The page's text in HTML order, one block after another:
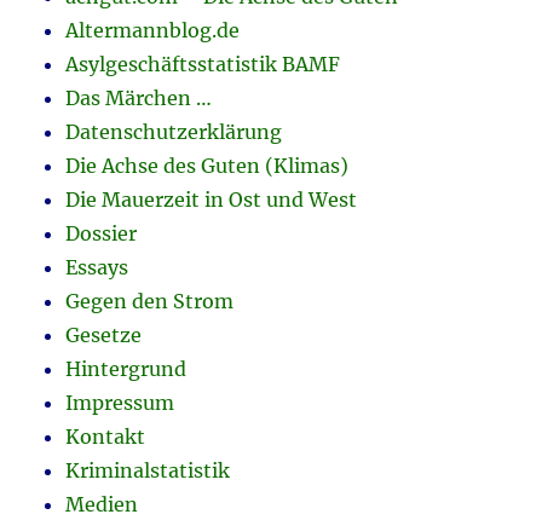
Altermannblog.de
Asylgeschäftsstatistik BAMF
Das Märchen …
Datenschutzerklärung
Die Achse des Guten (Klimas)
Die Mauerzeit in Ost und West
Dossier
Essays
Gegen den Strom
Gesetze
Hintergrund
Impressum
Kontakt
Kriminalstatistik
Medien